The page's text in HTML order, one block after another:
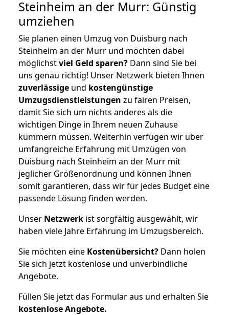
Steinheim an der Murr: Günstig
umziehen
Sie planen einen Umzug von Duisburg nach
Steinheim an der Murr und möchten dabei
möglichstviel Geld sparen? Dann sind Sie bei
uns genau richtig! Unser Netzwerk bieten Ihnen
zuverlässige und kostengünstige
Umzugsdienstleistungen zu fairen Preisen,
damit Sie sich um nichts anderes als die
wichtigen Dinge in Ihrem neuen Zuhause
kümmern müssen. Weiterhin verfügen wir über
umfangreiche Erfahrung mit Umzügen von
Duisburg nach Steinheim an der Murr mit
jeglicher Größenordnung und können Ihnen
somit garantieren, dass wir für jedes Budget eine
passende Lösung finden werden.
Unser Netzwerk ist sorgfältig ausgewählt, wir
haben viele Jahre Erfahrung im Umzugsbereich.
Sie möchten eine Kostenübersicht? Dann holen
Sie sich jetzt kostenlose und unverbindliche
Angebote.
Füllen Sie jetzt das Formular aus und erhalten Sie
kostenloseAngebote.